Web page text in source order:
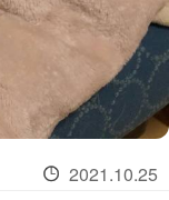
2021.10.25